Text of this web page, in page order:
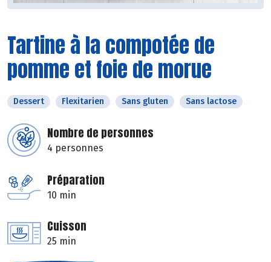
Tartine à la compotée de
pomme et foie de morue
Dessert Flexitarien Sans gluten Sans lactose
Nombre de personnes
4 personnes
Préparation
10 min
Cuisson
25 min